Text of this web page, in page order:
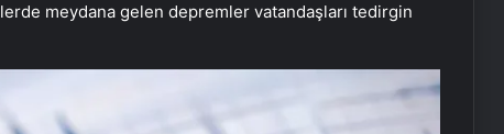
meydana gelen depremler vatandaşları tedirgin